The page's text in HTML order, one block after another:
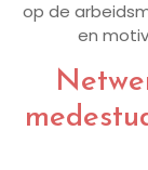
op de
en